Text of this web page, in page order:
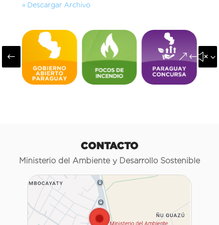
» Descargar Archivo
#
CONTACTO
Ministerio del Ambiente y Desarrollo Sostenible